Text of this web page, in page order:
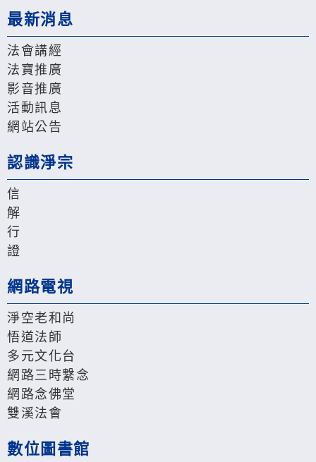
最新消息
法會講經
法寶推廣
影音推廣
活動訊息
網站公告
認識淨宗
信
解
行
證
網路電視
淨空老和尚
悟道法師
多元文化台
網路三時繫念
網路念佛堂
雙溪法會
數位圖書館